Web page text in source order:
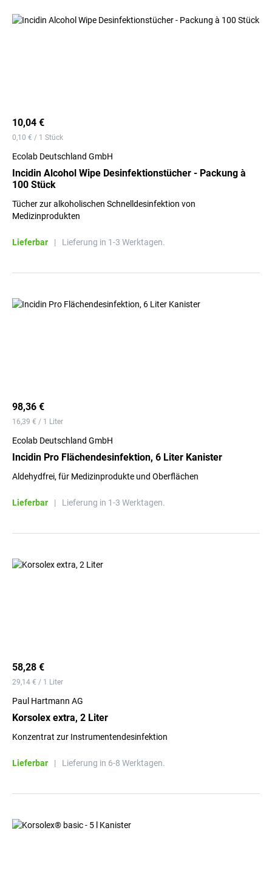
10,04 €
0,10 € / 1 Stück
Ecolab Deutschland GmbH
Incidin Alcohol Wipe Desinfektionstücher - Packung à
100 Stück
Tücher zur alkoholischen Schnelldesinfektion von
Medizinprodukten
Lieferbar | Lieferung in 1-3 Werktagen.
98,36 €
16,39 € / 1 Liter
Ecolab Deutschland GmbH
Incidin Pro Flächendesinfektion, 6 Liter Kanister
Aldehydfrei, für Medizinprodukte und Oberflächen
Lieferbar | Lieferung in 1-3 Werktagen.
58,28 €
29,14 € / 1 Liter
Paul Hartmann AG
Korsolex extra, 2 Liter
Konzentrat zur Instrumentendesinfektion
Lieferbar | Lieferung in 6-8 Werktagen.